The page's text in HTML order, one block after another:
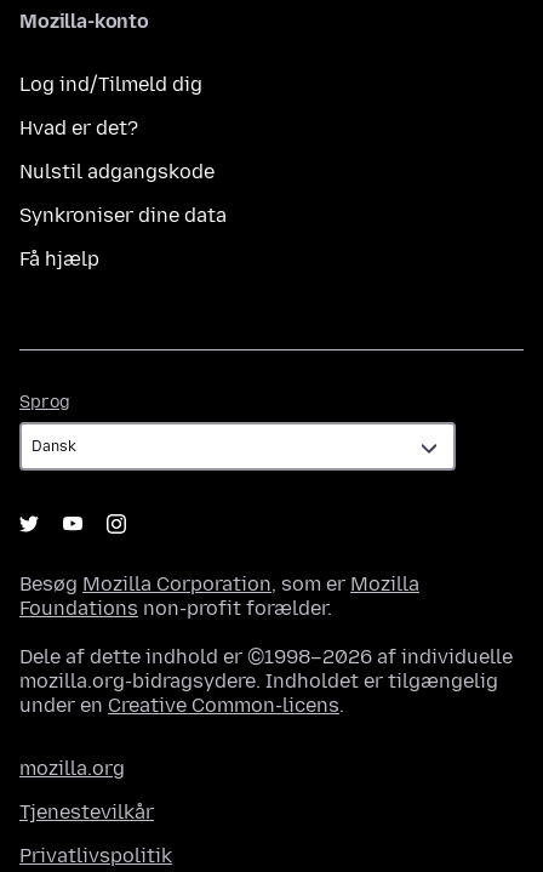
Mozilla-konto
Log ind/Tilmeld dig
Hvad er det?
Nulstil adgangskode
Synkroniser dine data
Få hjælp
Sprog
Besøg Mozilla Corporation, som er Mozilla
Foundations non-profit forælder.
Dele af dette indhold er ©1998–2026 af individuelle
mozilla.org-bidragsydere. Indholdet er tilgængelig
under en Creative Common-licens.
mozilla.org
Tjenestevilkår
Privatlivspolitik